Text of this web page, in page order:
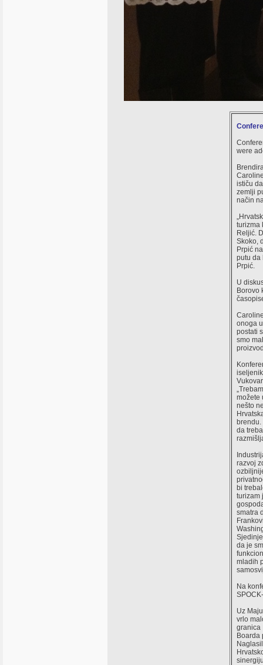
were
ističu
zemlji
način
turizma
Reljić.
Skoko,
Prpić
putu da
Prpić.
U
Borovo
onoga
postati
smo
možete
nešto
brendu.
da
razvoj
bi
turizam
smatra
da je
mladih
Na
Uz
vrlo
granica
Boarda